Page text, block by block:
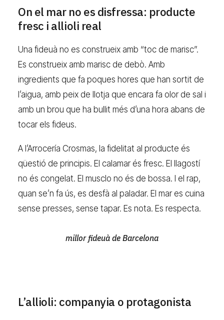
On el mar no es disfressa: producte
fresc i allioli real
Una fideuà no es construeix amb “toc de marisc”.
Es construeix amb marisc de debò. Amb
ingredients que fa poques hores que han sortit de
l’aigua, amb peix de llotja que encara fa olor de sal i
amb un brou que ha bullit més d’una hora abans de
tocar els fideus.
A l’Arrocería Crosmas, la fidelitat al producte és
qüestió de principis. El calamar és fresc. El llagostí
no és congelat. El musclo no és de bossa. I el rap,
quan se’n fa ús, es desfà al paladar. El mar es cuina
sense presses, sense tapar. Es nota. Es respecta.
millor fideuà de Barcelona
L’allioli: companyia o protagonista